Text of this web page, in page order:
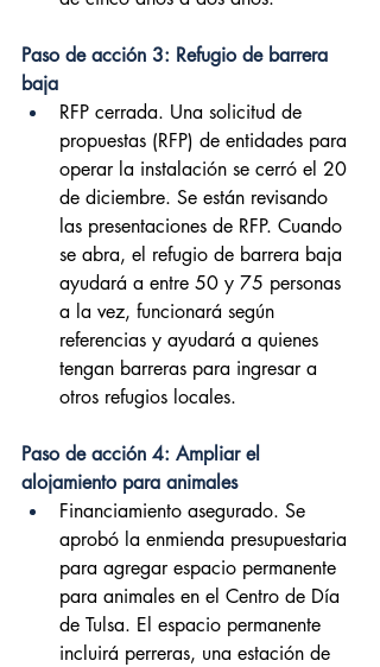
Paso de acción 3: Refugio de barrera
baja
RFP cerrada. Una solicitud de
propuestas (RFP) de entidades para
operar la instalación se cerró el 20
de diciembre. Se están revisando
las presentaciones de RFP. Cuando
se abra, el refugio de barrera baja
ayudará a entre 50 y 75 personas
a la vez, funcionará según
referencias y ayudará a quienes
tengan barreras para ingresar a
otros refugios locales.
Paso de acción 4: Ampliar el
alojamiento para animales
Financiamiento asegurado. Se
aprobó la enmienda presupuestaria
para agregar espacio permanente
para animales en el Centro de Día
de Tulsa. El espacio permanente
incluirá perreras, una estación de